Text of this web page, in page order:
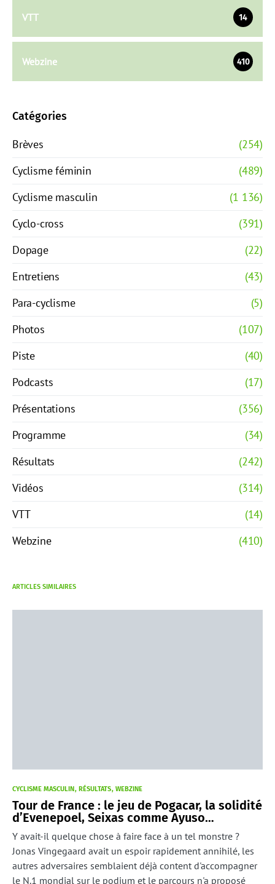
VTT 14
Webzine 410
Catégories
Brèves
(254)
Cyclisme féminin
(489)
Cyclisme masculin
(1 136)
Cyclo-cross
(391)
Dopage
(22)
Entretiens
(43)
Para-cyclisme
(5)
Photos
(107)
Piste
(40)
Podcasts
(17)
Présentations
(356)
Programme
(34)
Résultats
(242)
Vidéos
(314)
VTT
(14)
Webzine
(410)
ARTICLES SIMILAIRES
CYCLISME MASCULIN RÉSULTATS WEBZINE
Tour de France : le jeu de Pogacar, la solidité
d’Evenepoel, Seixas comme Ayuso…
Y avait-il quelque chose à faire face à un tel monstre ?
Jonas Vingegaard avait un espoir rapidement annihilé, les
autres adversaires semblaient déjà content d'accompagner
le N.1 mondial sur le podium et le parcours n'a proposé